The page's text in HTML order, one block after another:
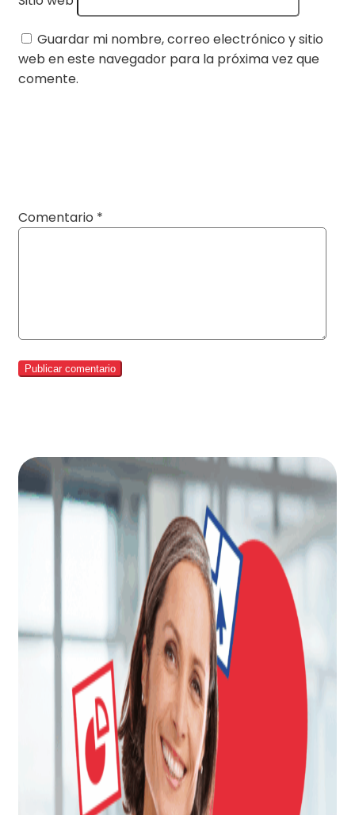
Guardar mi nombre, correo electrónico y sitio
web en este navegador para la próxima vez que
comente.
Comentario *